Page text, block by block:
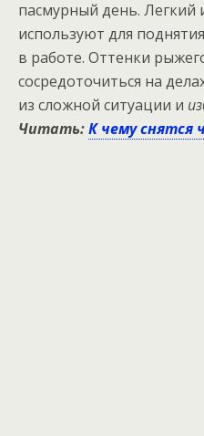
пасмурный день.
используют для
в работе. Оттенки
сосредоточиться на
из сложной ситуации и
Читать:К чему снятся